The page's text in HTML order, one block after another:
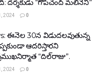
దర్శకుడు “గోపీచంద్ మలినేని”
2024 0
ఈనెల 30న విడుద‌ల‌వుతున్న
ఆద‌రిస్తార‌ని
“దిల్‌రాజు”.
2024 0